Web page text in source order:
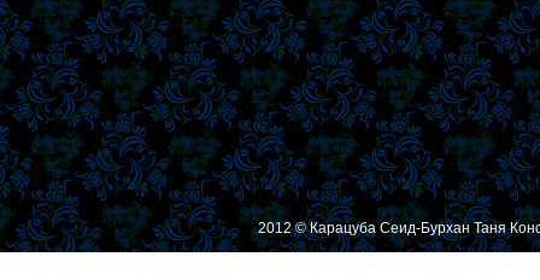
2012 © Карацуба Сеид-Бурхан Таня